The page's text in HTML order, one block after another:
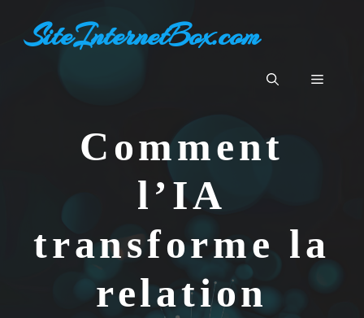
contenuSiteInternetBox.com
Menu
Comment
l’IA
transforme la
relation